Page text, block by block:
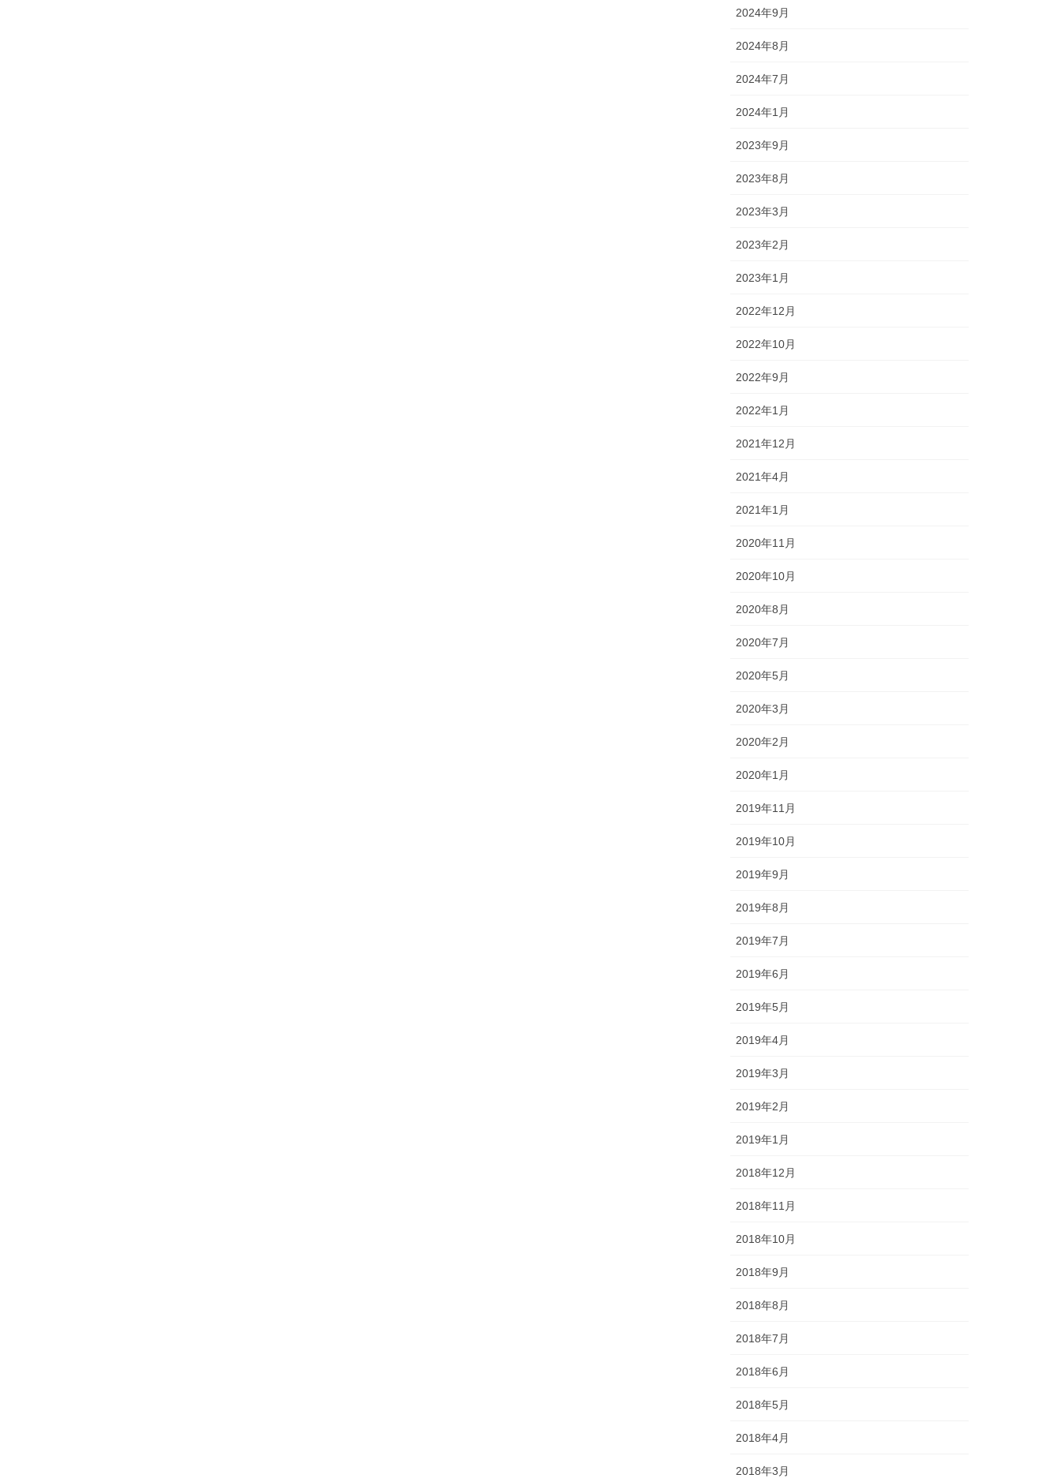
2024年9月
2024年8月
2024年7月
2024年1月
2023年9月
2023年8月
2023年3月
2023年2月
2023年1月
2022年12月
2022年10月
2022年9月
2022年1月
2021年12月
2021年4月
2021年1月
2020年11月
2020年10月
2020年8月
2020年7月
2020年5月
2020年3月
2020年2月
2020年1月
2019年11月
2019年10月
2019年9月
2019年8月
2019年7月
2019年6月
2019年5月
2019年4月
2019年3月
2019年2月
2019年1月
2018年12月
2018年11月
2018年10月
2018年9月
2018年8月
2018年7月
2018年6月
2018年5月
2018年4月
2018年3月